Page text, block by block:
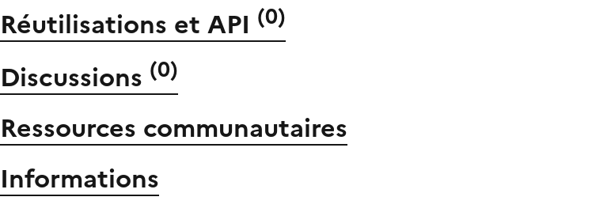
Réutilisations et API (0)
Discussions (0)
Ressources communautaires
Informations